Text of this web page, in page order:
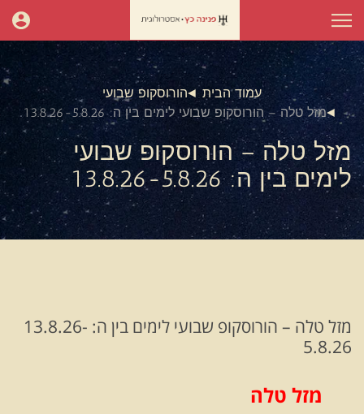
עמוד הבית
הורוסקופ שבועי
מזל טלה – הורוסקופ שבועי לימים בין ה: 13.8.26-5.8.26
מזל טלה – הורוסקופ שבועי
לימים בין ה: 13.8.26-5.8.26
מזל טלה – הורוסקופ שבועי לימים בין ה: 13.8.26-
5.8.26
מזל טלה